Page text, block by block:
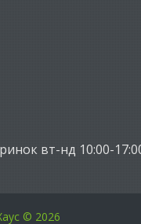
вт-нд 10:00-
© 2026